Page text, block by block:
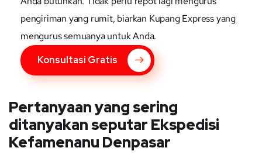
pengiriman yang rumit, biarkan Kupang Express yang
mengurus semuanya untuk Anda.
Konsultasi Gratis
Pertanyaan yang sering
ditanyakan seputar Ekspedisi
Kefamenanu Denpasar